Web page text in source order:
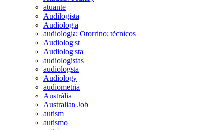
atuante
Audilogista
Audiologia
audiologia; Otorrino; técnicos
Audiologist
Audiologista
audiologistas
audiologsta
Audiology
audiometria
Austrália
Australian Job
autism
autismo